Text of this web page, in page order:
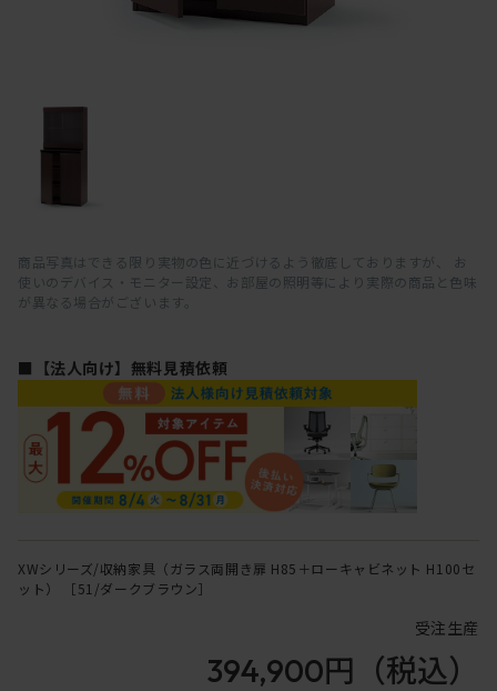
商品写真はできる限り実物の色に近づけるよう徹底しておりますが、 お
使いのデバイス・モニター設定、お部屋の照明等により実際の商品と色味
が異なる場合がございます。
■【法人向け】無料見積依頼
XWシリーズ/収納家具（ガラス両開き扉 H85＋ローキャビネット H100セ
ット） ［51/ダークブラウン］
受注生産
394,900円 （税込）